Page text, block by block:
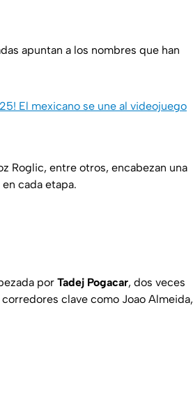
apuntan a los nombres que han
El mexicano se une al videojuego
Roglic, entre otros, encabezan una
cada etapa.
por Tadej Pogacar, dos veces
clave como Joao Almeida,